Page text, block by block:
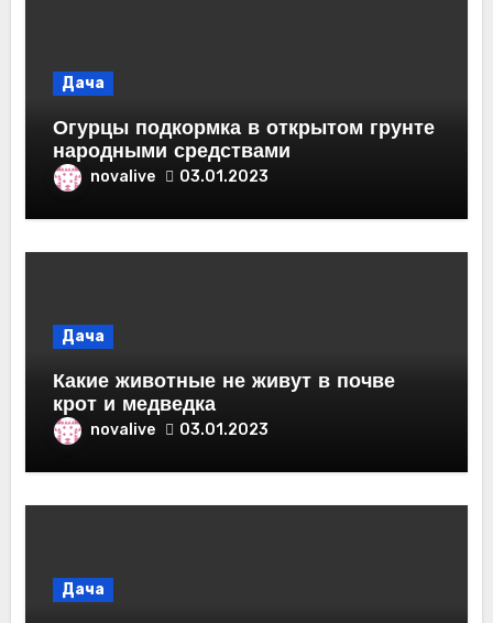
Дача
Огурцы подкормка в открытом грунте
народными средствами
novalive 03.01.2023
Дача
Какие животные не живут в почве
крот и медведка
novalive 03.01.2023
Дача